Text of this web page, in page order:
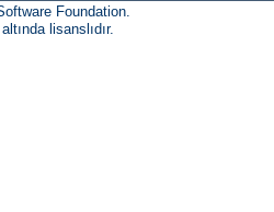
Foundation.
altında lisanslıdır.